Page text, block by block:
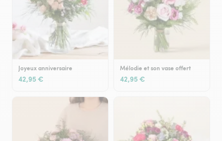
Joyeux anniversaire
42,95 €
Mélodie et son vase offert
42,95 €